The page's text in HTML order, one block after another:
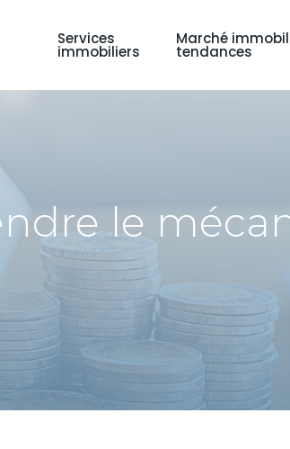
Services
immobiliers
Marché
tendances
le